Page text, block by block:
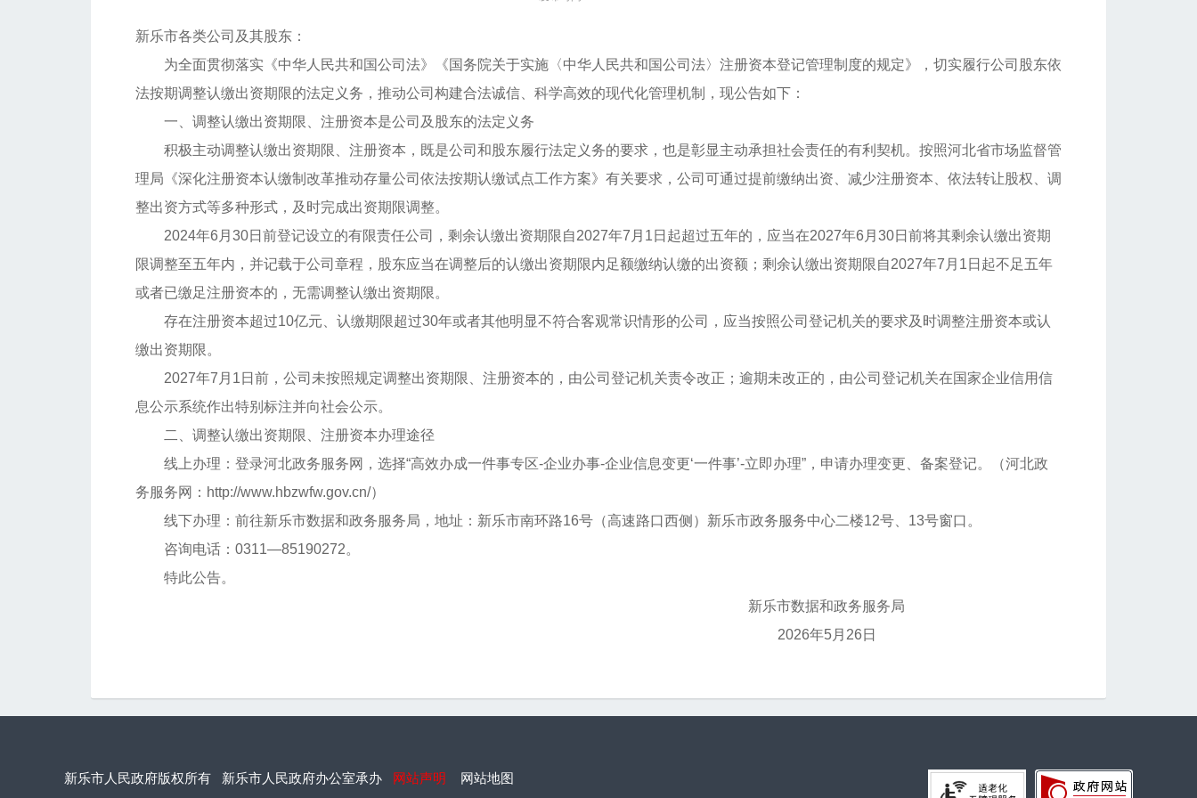
新乐市各类公司及其股东：
为全面贯彻落实《中华人民共和国公司法》《国务院关于实施〈中华人民共和国公司法〉注册资本登记管理制度的规定》，切实履行公司股东依
法按期调整认缴出资期限的法定义务，推动公司构建合法诚信、科学高效的现代化管理机制，现公告如下：
一、调整认缴出资期限、注册资本是公司及股东的法定义务
积极主动调整认缴出资期限、注册资本，既是公司和股东履行法定义务的要求，也是彰显主动承担社会责任的有利契机。按照河北省市场监督管
理局《深化注册资本认缴制改革推动存量公司依法按期认缴试点工作方案》有关要求，公司可通过提前缴纳出资、减少注册资本、依法转让股权、调
整出资方式等多种形式，及时完成出资期限调整。
2024年6月30日前登记设立的有限责任公司，剩余认缴出资期限自2027年7月1日起超过五年的，应当在2027年6月30日前将其剩余认缴出资期
限调整至五年内，并记载于公司章程，股东应当在调整后的认缴出资期限内足额缴纳认缴的出资额；剩余认缴出资期限自2027年7月1日起不足五年
或者已缴足注册资本的，无需调整认缴出资期限。
存在注册资本超过10亿元、认缴期限超过30年或者其他明显不符合客观常识情形的公司，应当按照公司登记机关的要求及时调整注册资本或认
缴出资期限。
2027年7月1日前，公司未按照规定调整出资期限、注册资本的，由公司登记机关责令改正；逾期未改正的，由公司登记机关在国家企业信用信
息公示系统作出特别标注并向社会公示。
二、调整认缴出资期限、注册资本办理途径
线上办理：登录河北政务服务网，选择“高效办成一件事专区-企业办事-企业信息变更‘一件事’-立即办理”，申请办理变更、备案登记。（河北政
务服务网：http://www.hbzwfw.gov.cn/）
线下办理：前往新乐市数据和政务服务局，地址：新乐市南环路16号（高速路口西侧）新乐市政务服务中心二楼12号、13号窗口。
咨询电话：0311—85190272。
特此公告。
新乐市数据和政务服务局
2026年5月26日